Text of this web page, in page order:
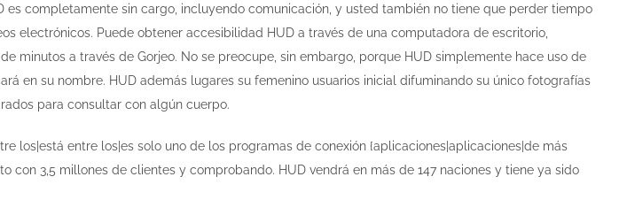
es completamente sin cargo, incluyendo comunicación, y usted también no tiene que perder tiempo
electrónicos. Puede obtener accesibilidad HUD a través de una computadora de escritorio,
minutos a través de Gorjeo. No se preocupe, sin embargo, porque HUD simplemente hace uso de
en su nombre. HUD además lugares su femenino usuarios inicial difuminando su único fotografías
para consultar con algún cuerpo.
los|está entre los|es solo uno de los programas de conexión {aplicaciones|aplicaciones|de más
con 3,5 millones de clientes y comprobando. HUD vendrá en más de 147 naciones y tiene ya sido